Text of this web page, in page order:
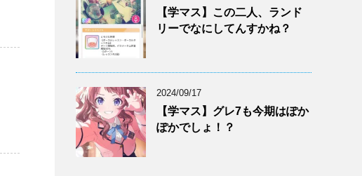
【学マス】この二人、ランド
リーでなにしてんすかね？
2024/09/17
【学マス】グレ7も今期はぽか
ぽかでしょ！？